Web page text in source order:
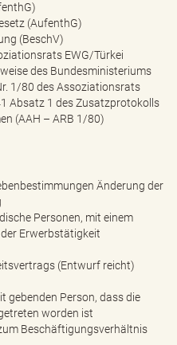
(AufenthG)
(BeschV)
EWG/Türkei
des Bundesministeriums
1/80 des Assoziationsrats
Absatz 1 des Zusatzprotokolls
(AAH – ARB 1/80)
Änderung der
Personen, mit einem
Erwerbstätigkeit
(Entwurf reicht)
gebenden Person, dass die
worden ist
Beschäftigungsverhältnis